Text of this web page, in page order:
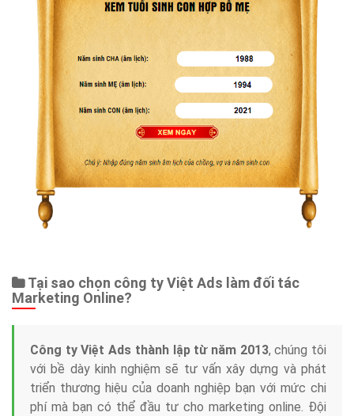
Tại sao chọn công ty Việt Ads làm đối tác
Marketing Online?
Công ty Việt Ads thành lập từ năm 2013, chúng tôi
với bề dày kinh nghiệm sẽ tư vấn xây dựng và phát
triển thương hiệu của doanh nghiệp bạn với mức chi
phí mà bạn có thể đầu tư cho marketing online. Đội